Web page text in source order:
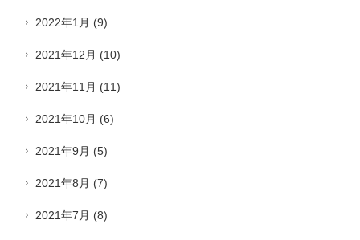
2022年1月 (9)
2021年12月 (10)
2021年11月 (11)
2021年10月 (6)
2021年9月 (5)
2021年8月 (7)
2021年7月 (8)